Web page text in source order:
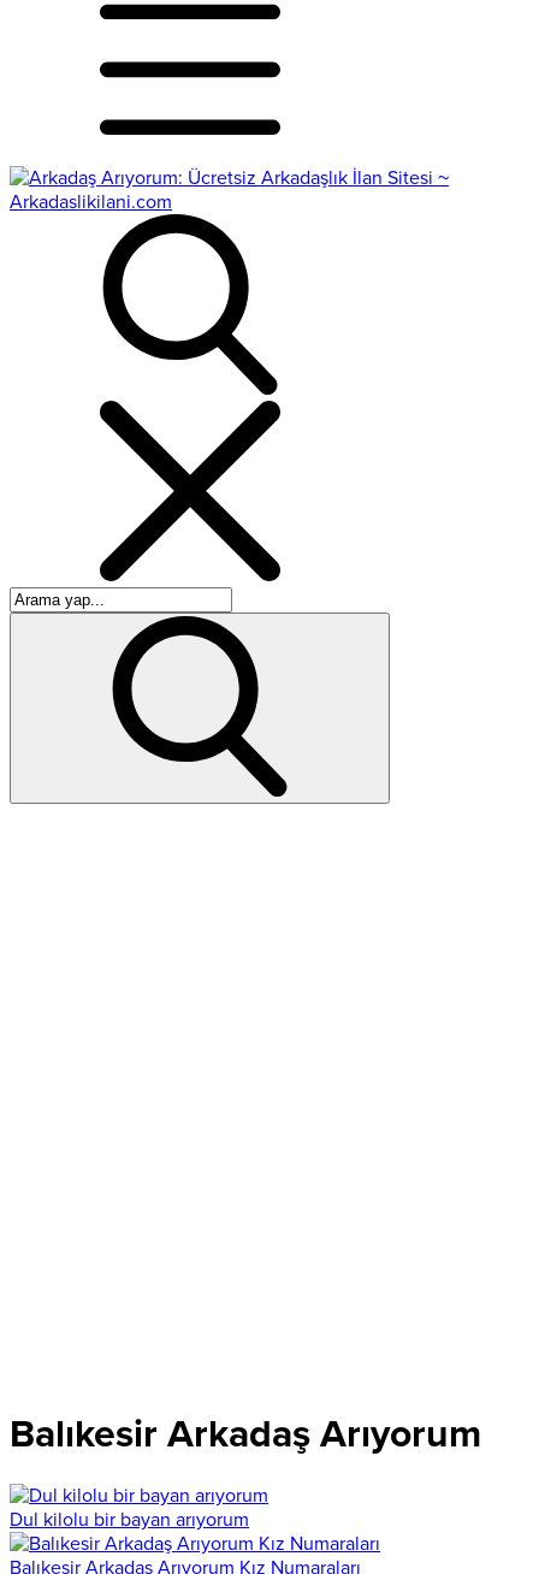
Balıkesir Arkadaş Arıyorum
Dul kilolu bir bayan arıyorum
Balıkesir Arkadaş Arıyorum Kız Numaraları